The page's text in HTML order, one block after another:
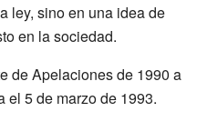
ley, sino en una idea de
en la sociedad.
de Apelaciones de 1990 a
el 5 de marzo de 1993.